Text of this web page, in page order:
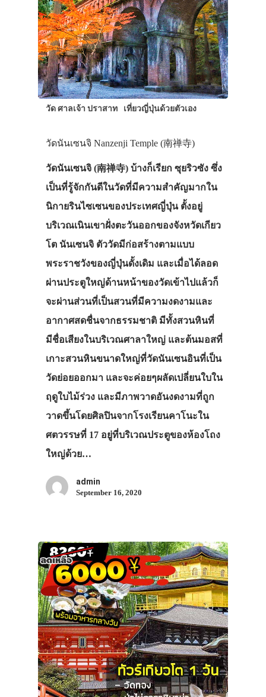
วัด ศาลเจ้า ปราสาท เที่ยวญี่ปุ่นด้วยตัวเอง
วัดนันเซนจิ Nanzenji Temple (南禅寺)
วัดนันเซนจิ (南禅寺) บ้างก็เรียก ซุยริวซัง ซึ่ง
เป็นที่รู้จักกันดีในวัดที่มีความสำคัญมากใน
นิกายรินไซเซนของประเทศญี่ปุ่น ตั้งอยู่
บริเวณเนินเขาฝั่งตะวันออกของจังหวัดเกียว
โต นันเซนจิ ตัววัดมีก่อสร้างตามแบบ
พระราชวังของญี่ปุ่นดั้งเดิม และเมื่อได้ลอด
ผ่านประตูใหญ่ด้านหน้าของวัดเข้าไปแล้วก็
จะผ่านส่วนที่เป็นสวนที่มีความงดงามและ
อากาศสดชื่นจากธรรมชาติ มีทั้งสวนหินที่
มีชื่อเสียงในบริเวณศาลาใหญ่ และต้นมอสที่
เกาะสวนหินขนาดใหญ่ที่วัดนันเซนอินที่เป็น
วัดย่อยออกมา และจะค่อยๆผลัดเปลี่ยนใบใน
ฤดูใบไม้ร่วง และมีภาพวาดอันงดงามที่ถูก
วาดขึ้นโดยศิลปินจากโรงเรียนคาโนะใน
ศตวรรษที่ 17 อยู่ที่บริเวณประตูของห้องโถง
ใหญ่ด้วย…
admin
September 16, 2020
เที่ยวญี่ปุ่นด้ว
เอง
รถบัส
เดินทาง
ทัวร์
ที่พัก
สาระน่ารู้
VIDEO
ภาพประทับใจ